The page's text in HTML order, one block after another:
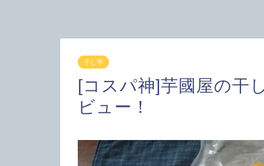
干し芋
[コスパ神]芋國屋の干
ビュー！